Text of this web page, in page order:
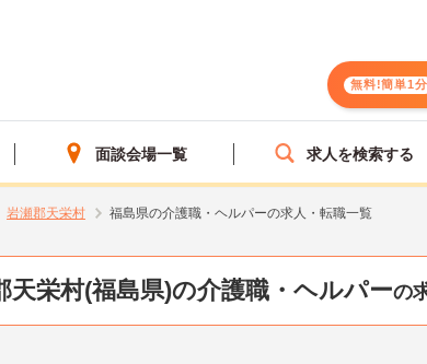
無料!簡単1分
面談会場一覧 求人を検索する
岩瀬郡天栄村 福島県の介護職・ヘルパーの求人・転職一覧
天栄村(福島県)の介護職・ヘルパーの